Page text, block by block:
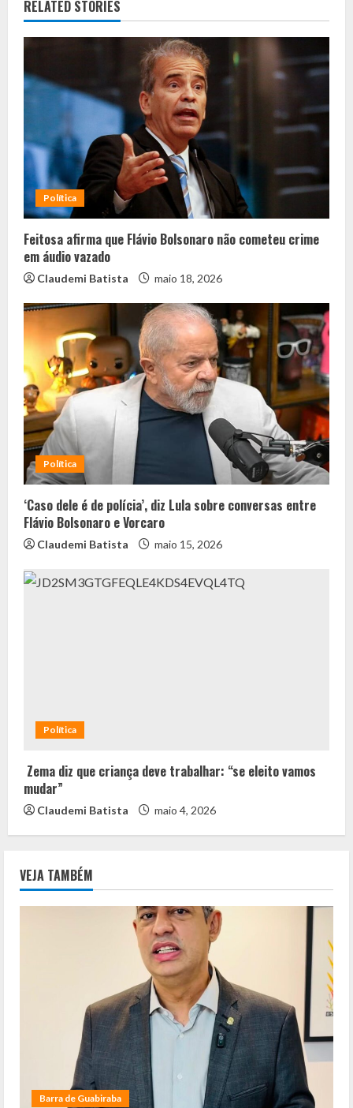
RELATED STORIES
Política
Feitosa afirma que Flávio Bolsonaro não cometeu crime
em áudio vazado
Claudemi Batista maio 18, 2026
Política
‘Caso dele é de polícia’, diz Lula sobre conversas entre
Flávio Bolsonaro e Vorcaro
Claudemi Batista maio 15, 2026
Política
Zema diz que criança deve trabalhar: “se eleito vamos
mudar”
Claudemi Batista maio 4, 2026
VEJA TAMBÉM
Barra de Guabiraba